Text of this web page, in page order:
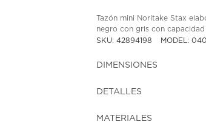
Tazón mini Noritake Stax
negro con gris con
SKU: 42894198
MODEL:
DIMENSIONES
DETALLES
MATERIALES